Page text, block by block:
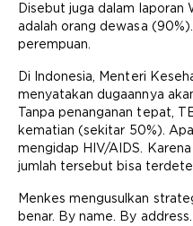
Disebut juga dalam
adalah orang dewasa
perempuan.
Di Indonesia, Menteri
menyatakan dugaannya
Tanpa penanganan tepat,
kematian (sekitar 50%).
mengidap HIV/AIDS.
jumlah tersebut bisa
Menkes mengusulkan
benar. By name. By